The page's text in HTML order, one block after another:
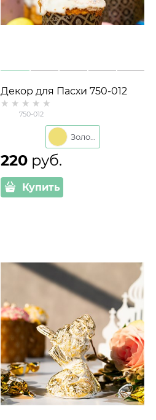
Декор для Пасхи 750-012
металл
750-012
Золото
220 руб.
Купить